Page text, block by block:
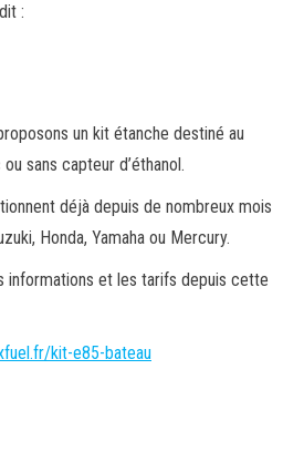
dit :
un kit étanche destiné au
sans capteur d’éthanol.
déjà depuis de nombreux mois
Honda, Yamaha ou Mercury.
informations et les tarifs depuis cette
kit-e85-bateau